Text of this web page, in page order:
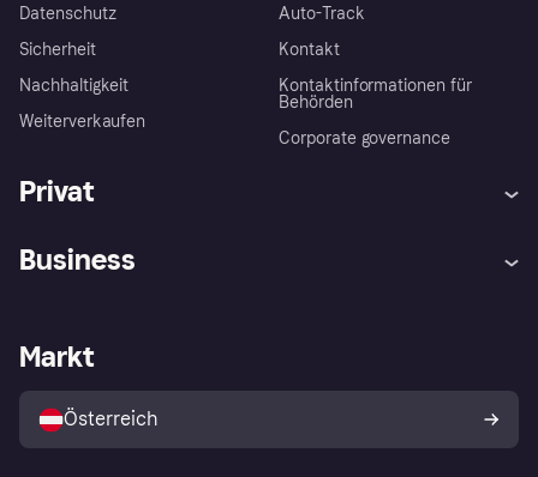
Datenschutz
Sicherheit
Nachhaltigkeit
Weiterverkaufen
Auto-Track
Kontakt
Kontaktinformationen für
Behörden
Corporate governance
Privat
Shops entdecken
Business
Händlerportal
Markt
Österreich